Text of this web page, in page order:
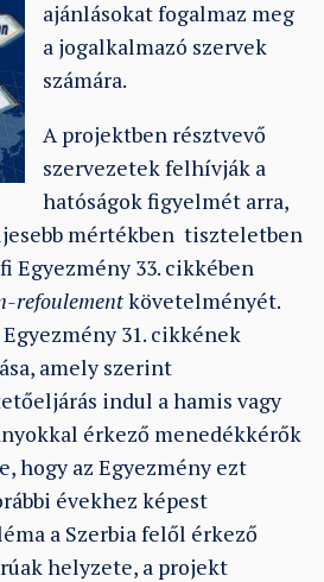
ajánlásokat fogalmaz meg
a jogalkalmazó szervek
számára.
A projektben résztvevő
szervezetek felhívják a
hatóságok figyelmét arra,
mértékben tiszteletben
Egyezmény 33. cikkében
refoulementkövetelményét.
31. cikkének
amely szerint
indul a hamis vagy
érkező menedékkérők
hogy az Egyezmény ezt
évekhez képest
a Szerbia felől érkező
helyzete, a projekt